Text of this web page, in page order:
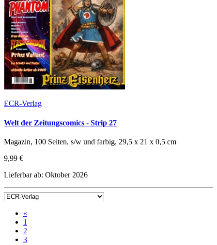
ECR-Verlag
Welt der Zeitungscomics - Strip 27
Magazin, 100 Seiten, s/w und farbig, 29,5 x 21 x 0,5 cm
9,99 €
Lieferbar ab: Oktober 2026
«
1
2
3